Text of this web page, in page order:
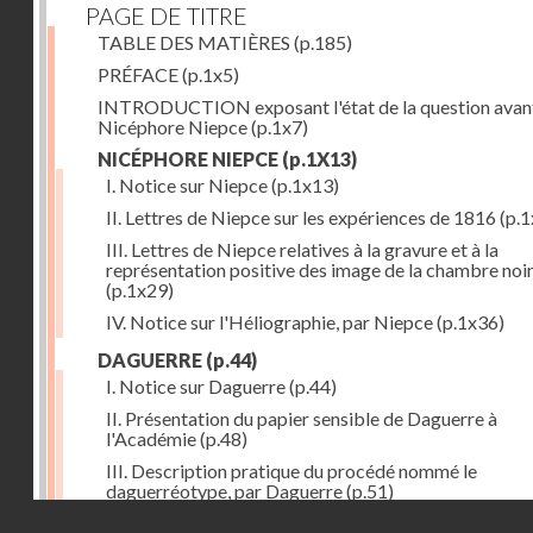
PAGE DE TITRE
TABLE DES MATIÈRES (p.185)
PRÉFACE(p.1x5)
INTRODUCTION exposant l'état de la question
Nicéphore Niepce(p.1x7)
NICÉPHORE NIEPCE (p.1X13)
I. Notice sur Niepce(p.1x13)
II. Lettres de Niepce sur les expériences de 1816
III. Lettres de Niepce relatives à la gravure et à la
représentation positive des image de la chambre
(p.1x29)
IV. Notice sur l'Héliographie, par Niepce(p.1x36)
DAGUERRE (p.44)
I. Notice sur Daguerre(p.44)
II. Présentation du papier sensible de Daguerre à
l'Académie(p.48)
III. Description pratique du procédé nommé le
daguerréotype, par Daguerre(p.51)